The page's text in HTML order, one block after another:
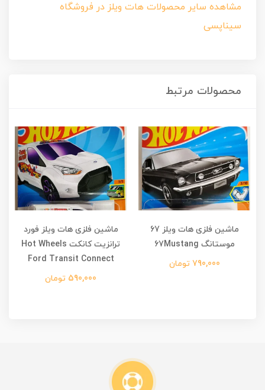
مشاهده سایر محصولات هات ویلز در فروشگاه
سیناپسی
محصولات مرتبط
ماشین فلزی هات ویلز 67
موستانگ 67Mustang
790,000 تومان
ماشین فلزی هات ویلز فورد
ترانزیت کانکت Hot Wheels
Ford Transit Connect
590,000 تومان